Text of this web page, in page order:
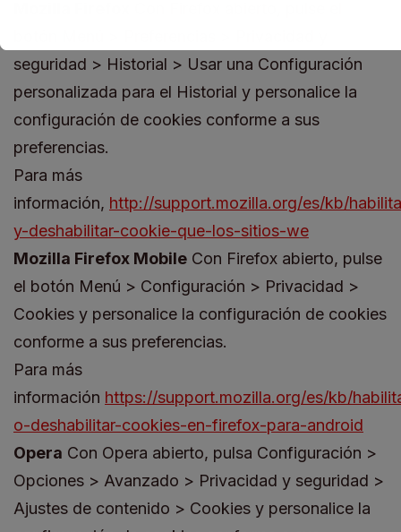
seguridad > Historial > Usar una Configuración
personalizada para el Historial y personalice la
configuración de cookies conforme a sus
preferencias.
Para más
información, http://support.mozilla.org/es/kb/
y-deshabilitar-cookie-que-los-sitios-we
Mozilla Firefox Mobile Con Firefox abierto, pulse
el botón Menú > Configuración > Privacidad >
Cookies y personalice la configuración de cookies
conforme a sus preferencias.
Para más
información https://support.mozilla.org/es/kb/
o-deshabilitar-cookies-en-firefox-para-android
Opera Con Opera abierto, pulsa Configuración >
Opciones > Avanzado > Privacidad y seguridad >
Ajustes de contenido > Cookies y personalice la